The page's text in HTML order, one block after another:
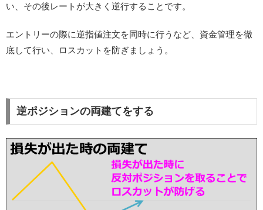
い、その後レートが大きく逆行することです。
エントリーの際に逆指値注文を同時に行うなど、資金管理を徹
底して行い、ロスカットを防ぎましょう。
逆ポジションの両建てをする